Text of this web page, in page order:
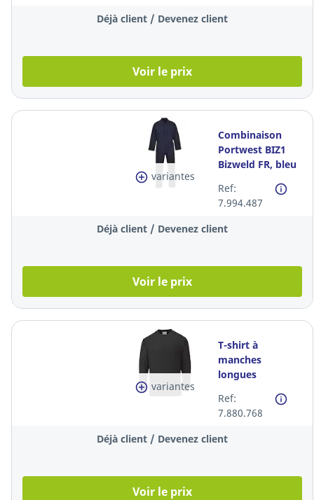
Déjà client / Devenez client
Voir le prix
variantes
Combinaison
Portwest BIZ1
Bizweld FR, bleu
la pièce
Ref:
7.994.487
Déjà client / Devenez client
Voir le prix
variantes
T-shirt à
manches
longues
noir, taille 3XL, la
piece
Ref:
7.880.768
Déjà client / Devenez client
Voir le prix